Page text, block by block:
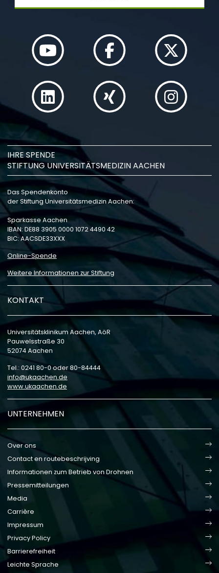
IHRE SPENDE
STIFTUNG UNIVERSITÄTSMEDIZIN AACHEN
Das Spendenkonto
der Stiftung Universitätsmedizin Aachen:
Sparkasse Aachen
IBAN: DE88 3905 0000 1072 4490 42
BIC: AACSDE33XXX
Online-Spende
Weitere Informationen zur Stiftung
KONTAKT
Universitätsklinikum Aachen, AöR
Pauwelsstraße 30
52074 Aachen
Tel.: 0241 80-0 oder 80-84444
info
ukaachen de
www.ukaachen.de
UNTERNEHMEN
Over ons
Contact en routebeschrijving
Informationen zum Betrieb von Drohnen
Pressemitteilungen
Media
Carrière
Impressum
Privacy Policy
Barrierefreiheit
Leichte Sprache